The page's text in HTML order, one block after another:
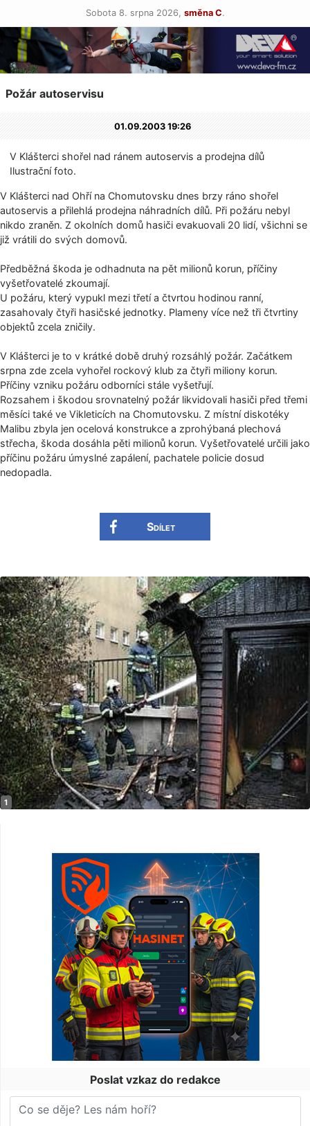
Sobota 8. srpna 2026, směna C.
Požár autoservisu
01.09.2003 19:26
V Klášterci shořel nad ránem autoservis a prodejna dílů
Ilustrační foto.
V Klášterci nad Ohří na Chomutovsku dnes brzy ráno shořel
autoservis a přilehlá prodejna náhradních dílů. Při požáru nebyl
nikdo zraněn. Z okolních domů hasiči evakuovali 20 lidí, všichni se
již vrátili do svých domovů.
Předběžná škoda je odhadnuta na pět milionů korun, příčiny
vyšetřovatelé zkoumají.
U požáru, který vypukl mezi třetí a čtvrtou hodinou ranní,
zasahovaly čtyři hasičské jednotky. Plameny více než tři čtvrtiny
objektů zcela zničily.
V Klášterci je to v krátké době druhý rozsáhlý požár. Začátkem
srpna zde zcela vyhořel rockový klub za čtyři miliony korun.
Příčiny vzniku požáru odborníci stále vyšetřují.
Rozsahem i škodou srovnatelný požár likvidovali hasiči před třemi
měsíci také ve Vikleticích na Chomutovsku. Z místní diskotéky
Malibu zbyla jen ocelová konstrukce a zprohýbaná plechová
střecha, škoda dosáhla pěti milionů korun. Vyšetřovatelé určili jako
příčinu požáru úmyslné zapálení, pachatele policie dosud
nedopadla.
Sdílet
Poslat vzkaz do redakce